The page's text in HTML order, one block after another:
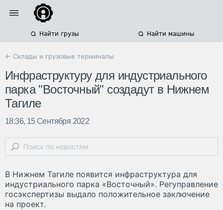
Найти грузы Найти машины
← Склады и грузовые терминалы
Инфраструктуру для индустриального
парка "Восточный" создадут в Нижнем
Тагиле
18:36, 15 Сентября 2022
В Нижнем Тагиле появится инфраструктура для
индустриального парка «Восточный». Регуправление
госэкспертизы выдало положительное заключение
на проект.